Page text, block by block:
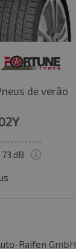
de verão
73 dB
Raifen GmbH